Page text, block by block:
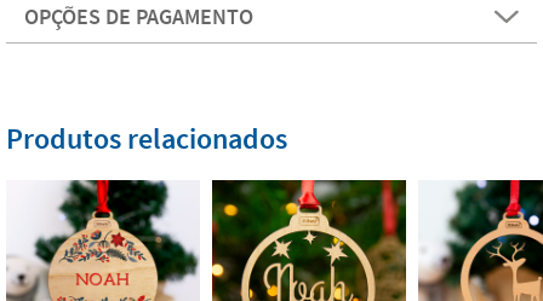
OPÇÕES DE PAGAMENTO
Produtos relacionados